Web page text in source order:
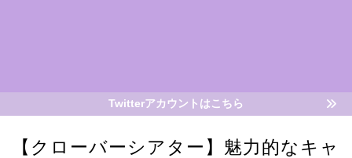
Twitterアカウントはこちら
【クローバーシアター】魅力的なキャ